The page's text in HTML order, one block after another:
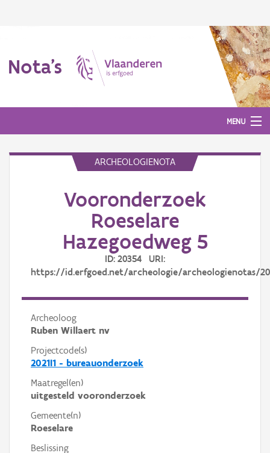
Nota's
MENU
ARCHEOLOGIENOTA
Vooronderzoek
Roeselare
Hazegoedweg 5
ID: 20354 URI:
https://id.erfgoed.net/archeologie/archeologienotas/
Archeoloog
Ruben Willaert nv
Projectcode(s)
2021I1 - bureauonderzoek
Maatregel(en)
uitgesteld vooronderzoek
Gemeente(n)
Roeselare
Beslissing